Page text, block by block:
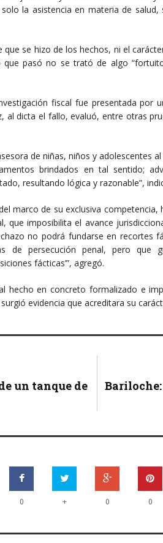
la asistencia en materia de
se hizo de los hechos, ni el
pasó no se trató de algo
fiscal fue presentada por
al dicta el fallo, evaluó, entre otras
de niñas, niños y adolescentes
brindados en tal sentido;
resultando lógica y razonable”,
marco de su exclusiva
que imposibilita el avance
no podrá fundarse en recortes
de persecución penal, pero que
fácticas’”, agregó.
hecho en concreto formalizado e
evidencia que acreditara su
un tanque de
0 + 0 0